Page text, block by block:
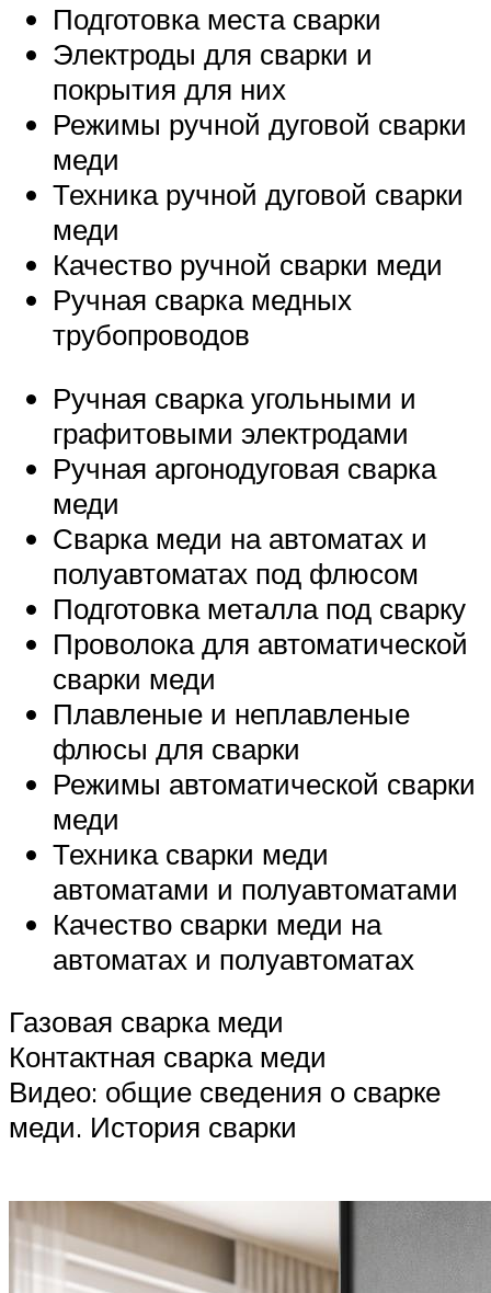
Подготовка места сварки
Электроды для сварки и
покрытия для них
Режимы ручной дуговой сварки
меди
Техника ручной дуговой сварки
меди
Качество ручной сварки меди
Ручная сварка медных
трубопроводов
Ручная сварка угольными и
графитовыми электродами
Ручная аргонодуговая сварка
меди
Сварка меди на автоматах и
полуавтоматах под флюсом
Подготовка металла под сварку
Проволока для автоматической
сварки меди
Плавленые и неплавленые
флюсы для сварки
Режимы автоматической сварки
меди
Техника сварки меди
автоматами и полуавтоматами
Качество сварки меди на
автоматах и полуавтоматах
Газовая сварка меди
Контактная сварка меди
Видео: общие сведения о сварке
меди. История сварки